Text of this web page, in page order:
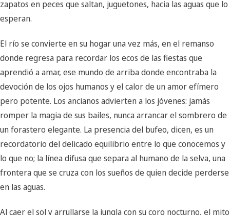
zapatos en peces que saltan, juguetones, hacia las aguas que lo
esperan.
El río se convierte en su hogar una vez más, en el remanso
donde regresa para recordar los ecos de las fiestas que
aprendió a amar, ese mundo de arriba donde encontraba la
devoción de los ojos humanos y el calor de un amor efímero
pero potente. Los ancianos advierten a los jóvenes: jamás
romper la magia de sus bailes, nunca arrancar el sombrero de
un forastero elegante. La presencia del bufeo, dicen, es un
recordatorio del delicado equilibrio entre lo que conocemos y
lo que no; la línea difusa que separa al humano de la selva, una
frontera que se cruza con los sueños de quien decide perderse
en las aguas.
Al caer el sol y arrullarse la jungla con su coro nocturno, el mito